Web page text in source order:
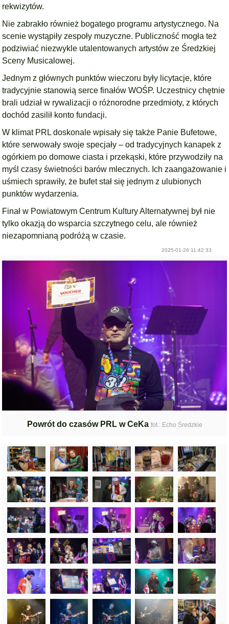
rekwizytów.
Nie zabrakło również bogatego programu artystycznego. Na
scenie wystąpiły zespoły muzyczne. Publiczność mogła też
podziwiać niezwykle utalentowanych artystów ze Średzkiej
Sceny Musicalowej.
Jednym z głównych punktów wieczoru były licytacje, które
tradycyjnie stanowią serce finałów WOŚP. Uczestnicy chętnie
brali udział w rywalizacji o różnorodne przedmioty, z których
dochód zasilił konto fundacji.
W klimat PRL doskonale wpisały się także Panie Bufetowe,
które serwowały swoje specjały – od tradycyjnych kanapek z
ogórkiem po domowe ciasta i przekąski, które przywodziły na
myśl czasy świetności barów mlecznych. Ich zaangażowanie i
uśmiech sprawiły, że bufet stał się jednym z ulubionych
punktów wydarzenia.
Finał w Powiatowym Centrum Kultury Alternatywnej był nie
tylko okazją do wsparcia szczytnego celu, ale również
niezapomnianą podróżą w czasie.
2025-01-26 11:42:33
Powrót do czasów PRL w CeKa fot.: Echo Średzkie